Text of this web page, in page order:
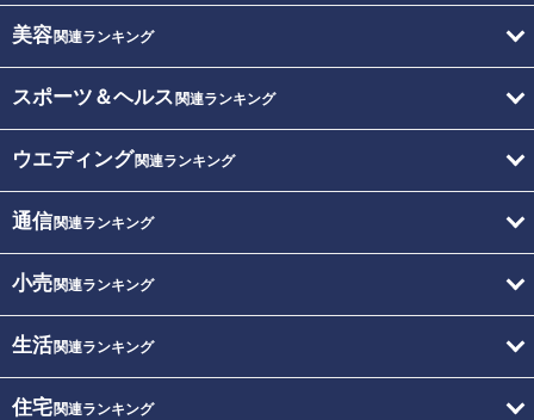
美容関連ランキング
スポーツ＆ヘルス 関連ランキング
ウエディング関連ランキング
通信関連ランキング
小売関連ランキング
生活関連ランキング
住宅関連ランキング